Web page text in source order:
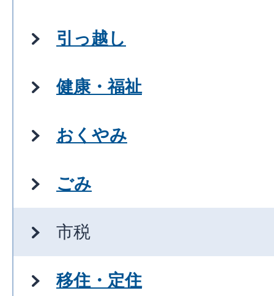
引っ越し
健康・福祉
おくやみ
ごみ
市税
移住・定住